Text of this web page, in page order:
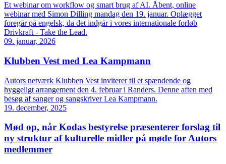
Et webinar om workflow og smart brug af AI. Åbent, online
webinar med Simon Dilling mandag den 19. januar. Oplægget
foregår på engelsk, da det indgår i vores internationale forløb
Drivkraft - Take the Lead.
09. januar, 2026
Klubben Vest med Lea Kampmann
Autors netværk Klubben Vest inviterer til et spændende og
hyggeligt arrangement den 4. februar i Randers. Denne aften med
besøg af sanger og sangskriver Lea Kampmann.
19. december, 2025
Mød op, når Kodas bestyrelse præsenterer forslag til
ny struktur af kulturelle midler på møde for Autors
medlemmer